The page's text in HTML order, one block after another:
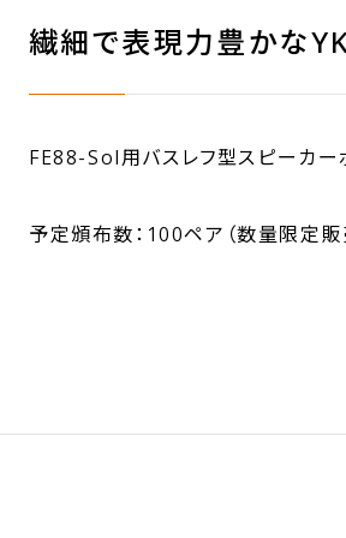
繊細で表現力豊かな
FE88-Sol用バスレフ型スピーカー
予定頒布数：100ペア（数量限定販